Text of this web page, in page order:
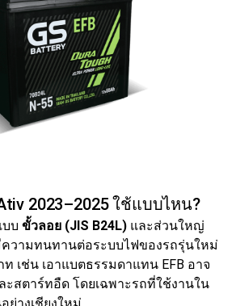
2023–2025 ใช้แบบไหน?
บ ขั้วลอย (JIS B24L) และส่วนใหญ่
วามทนทานต่อระบบไฟของรถรุ่นใหม่
ท เช่น เอาแบตธรรมดาแทน EFB อาจ
ะสตาร์ทอืด โดยเฉพาะรถที่ใช้งานใน